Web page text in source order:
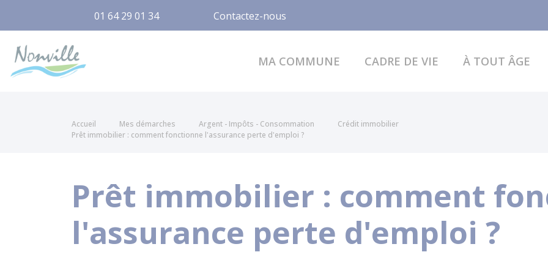
01 64 29 01 34 Contactez-nous
MA COMMUNE CADRE DE VIE À TOUT ÂGE
Accueil Mes démarches Argent - Impôts - Consommation
Crédit immobilier
Prêt immobilier : comment fonctionne l'assurance perte d'emploi ?
Prêt immobilier : comment
l'assurance perte d'emploi ?